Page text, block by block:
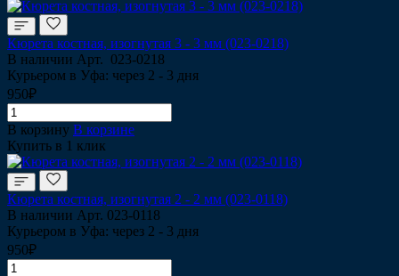
Кюрета костная, изогнутая 3 - 3 мм (023-0218)
В наличии Арт. 023-0218
Курьером в Уфа: через 2 - 3 дня
950₽
В корзину В корзине
Купить в 1 клик
Кюрета костная, изогнутая 2 - 2 мм (023-0118)
В наличии Арт. 023-0118
Курьером в Уфа: через 2 - 3 дня
950₽